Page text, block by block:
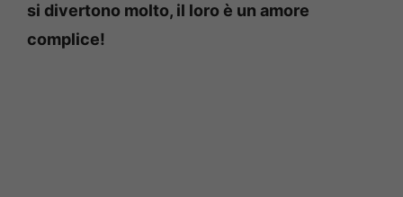
si divertono molto, il loro è un amore
complice!